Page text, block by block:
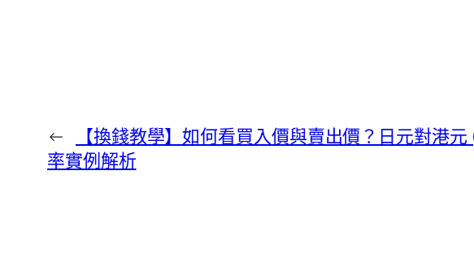
←
【換錢教學】如何看買入價與賣出價？日元對港元
率實例解析